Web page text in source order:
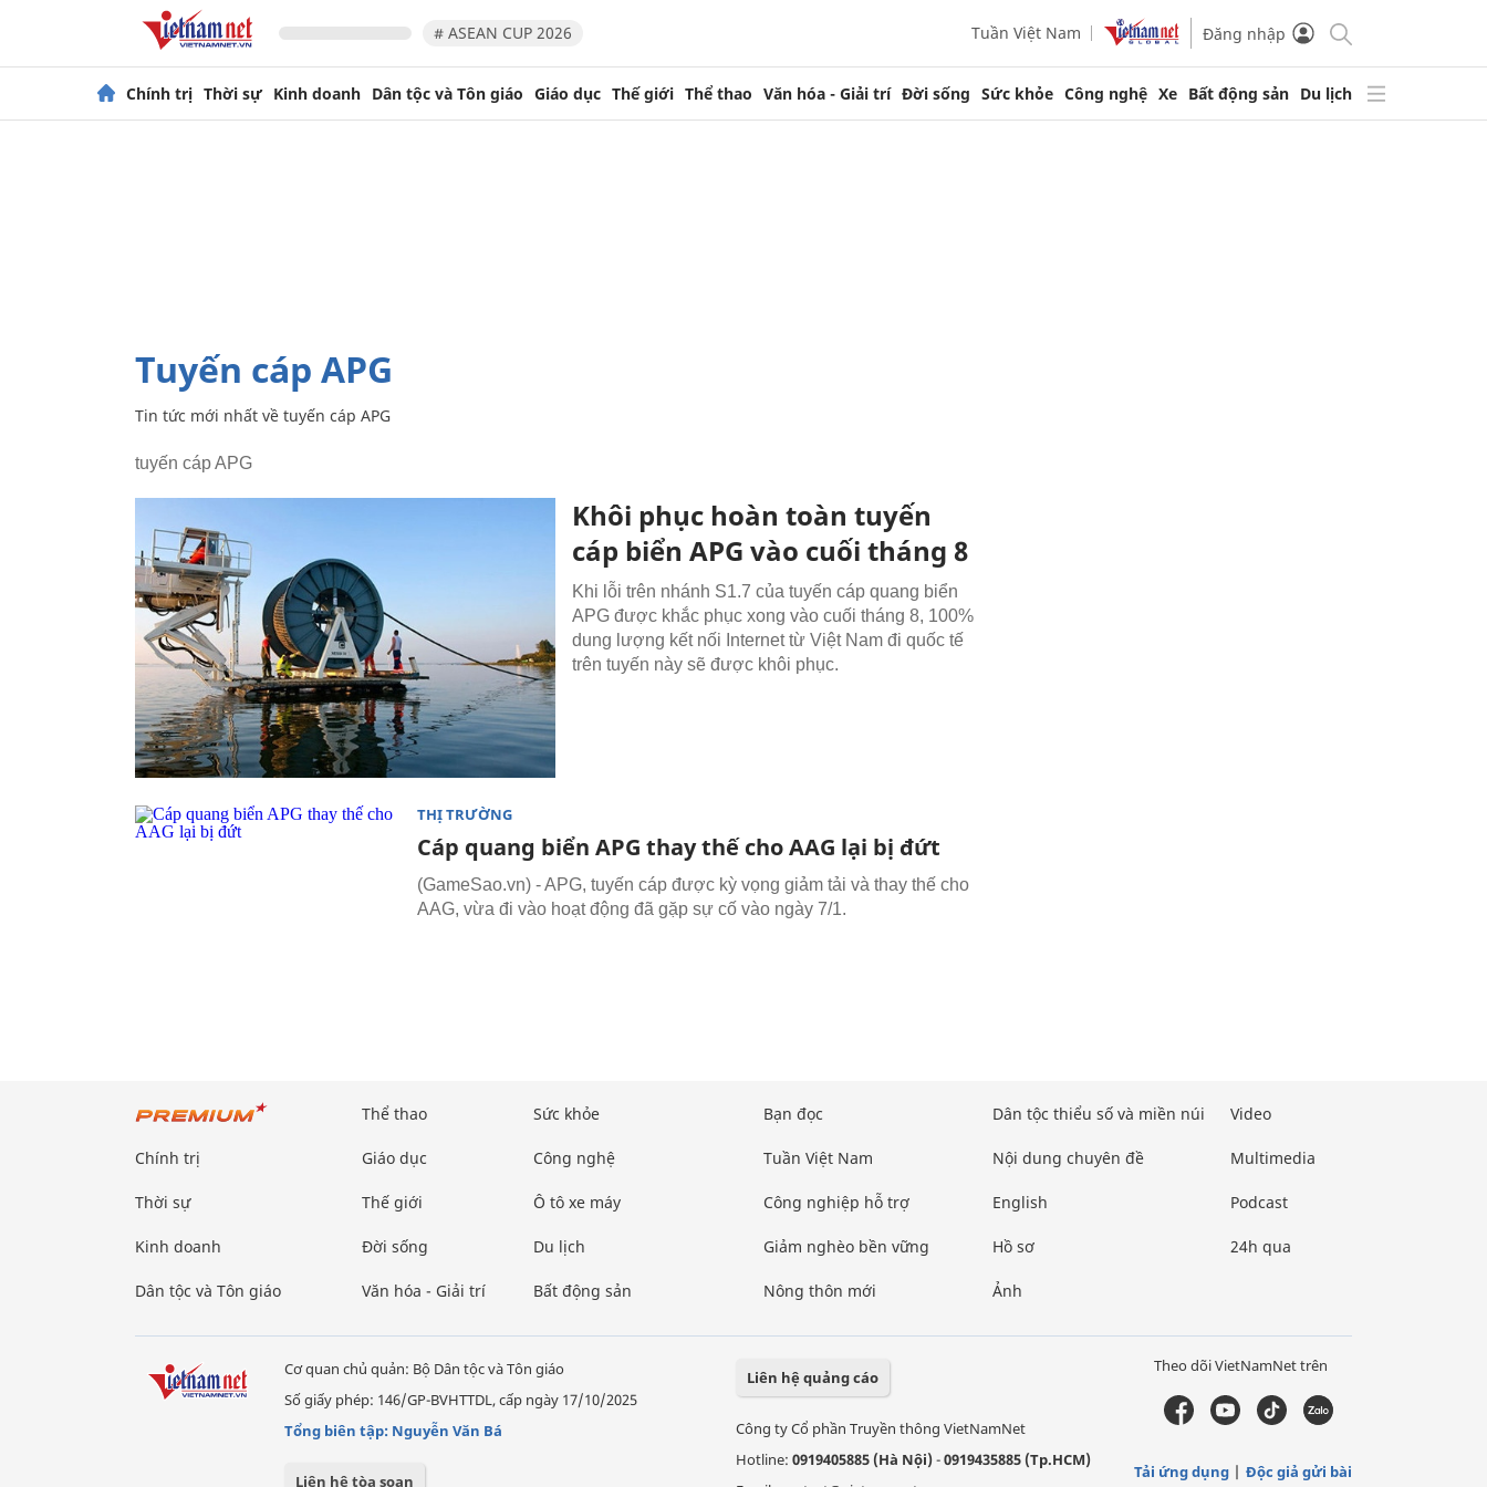
# ASEAN CUP 2026 Tuần Việt Nam Đăng nhập
Chính trị Thời sự Kinh doanh Dân tộc và Tôn giáo Giáo dục Thế giới Thể thao Văn hóa - Giải trí Đời sống Sức khỏe Công nghệ Xe Bất động sản Du lịch
tuyến cáp APG
Tin tức mới nhất về tuyến cáp APG
tuyến cáp APG
Khôi phục hoàn toàn tuyến
cáp biển APG vào cuối tháng 8
Khi lỗi trên nhánh S1.7 của tuyến cáp quang biển
APG được khắc phục xong vào cuối tháng 8, 100%
dung lượng kết nối Internet từ Việt Nam đi quốc tế
trên tuyến này sẽ được khôi phục.
THỊ TRƯỜNG
Cáp quang biển APG thay thế cho AAG lại bị đứt
(GameSao.vn) - APG, tuyến cáp được kỳ vọng giảm tải và thay thế cho
AAG, vừa đi vào hoạt động đã gặp sự cố vào ngày 7/1.
Chính trị
Thời sự
Kinh doanh
Dân tộc và Tôn giáo
Thể thao
Giáo dục
Thế giới
Đời sống
Văn hóa - Giải trí
Sức khỏe
Công nghệ
Ô tô xe máy
Du lịch
Bất động sản
Bạn đọc
Tuần Việt Nam
Công nghiệp hỗ trợ
Giảm nghèo bền vững
Nông thôn mới
Dân tộc thiểu số và miền núi
Nội dung chuyên đề
English
Hồ sơ
Ảnh
Video
Multimedia
Podcast
24h qua
Cơ quan chủ quản: Bộ Dân tộc và Tôn giáo
Số giấy phép: 146/GP-BVHTTDL, cấp ngày 17/10/2025
Tổng biên tập: Nguyễn Văn Bá
Liên hệ tòa soạn
Liên hệ quảng cáo
Công ty Cổ phần Truyền thông VietNamNet
Hotline: 0919405885 (Hà Nội)-0919435885 (Tp.HCM)
Theo dõi VietNamNet trên
Tải ứng dụng Độc giả gửi bài